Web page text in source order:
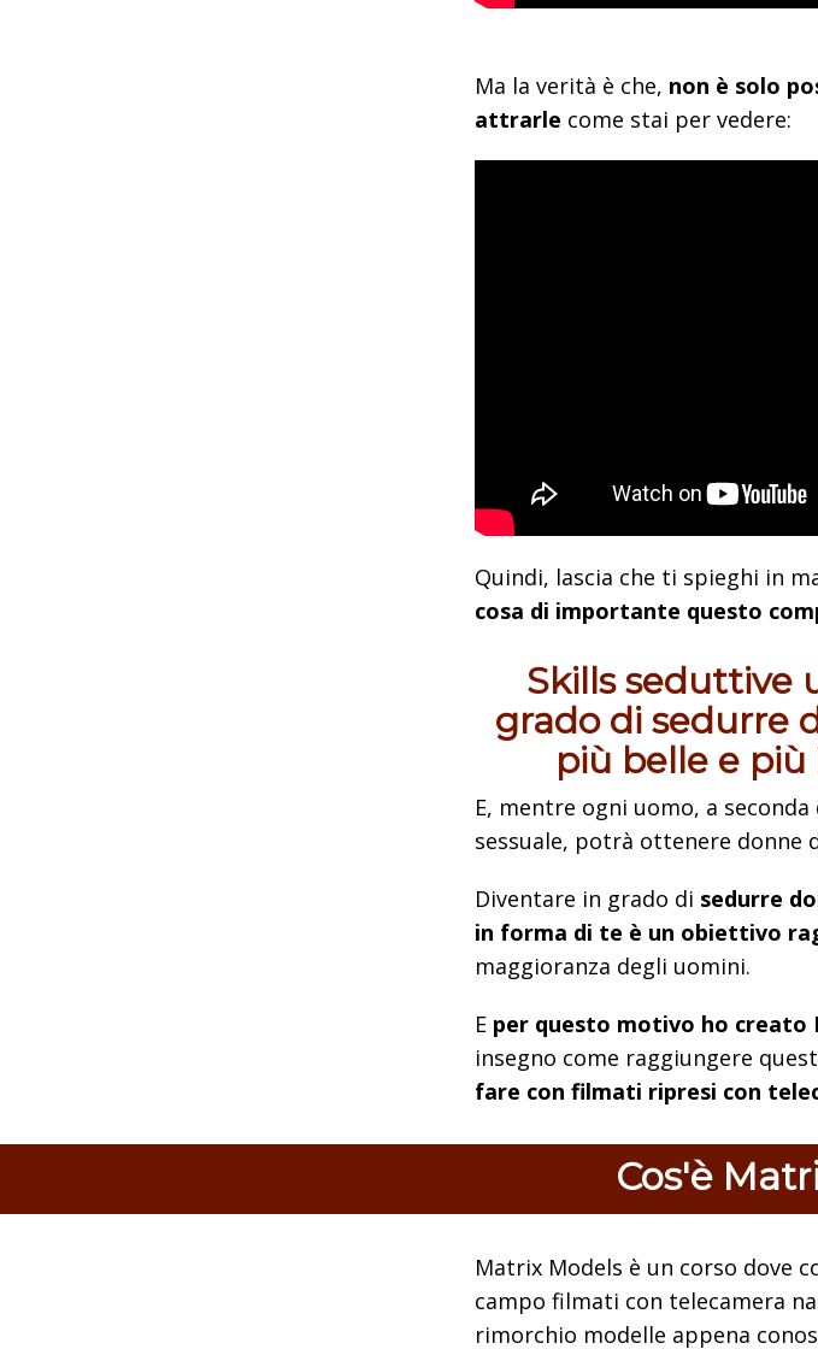
Ma la verità è che, non è solo
attrarle come stai per vedere:
Quindi, lascia che ti spieghi in
cosa di importante questo
Skills seduttive
grado di sedurre
più belle e
E, mentre ogni uomo, a
sessuale, potrà ottenere donne
Diventare in grado di sedurre
in forma di te è un obiettivo
maggioranza degli uomini.
E per questo motivo ho creato
insegno come raggiungere
fare con filmati ripresi con
Cos'è
Matrix Models è un corso dove
campo filmati con telecamera
rimorchio modelle appena